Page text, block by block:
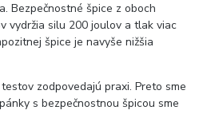
Bezpečnostné špice z oboch
vydržia silu 200 joulov a tlak viac
špice je navyše nižšia
zodpovedajú praxi. Preto sme
s bezpečnostnou špicou sme